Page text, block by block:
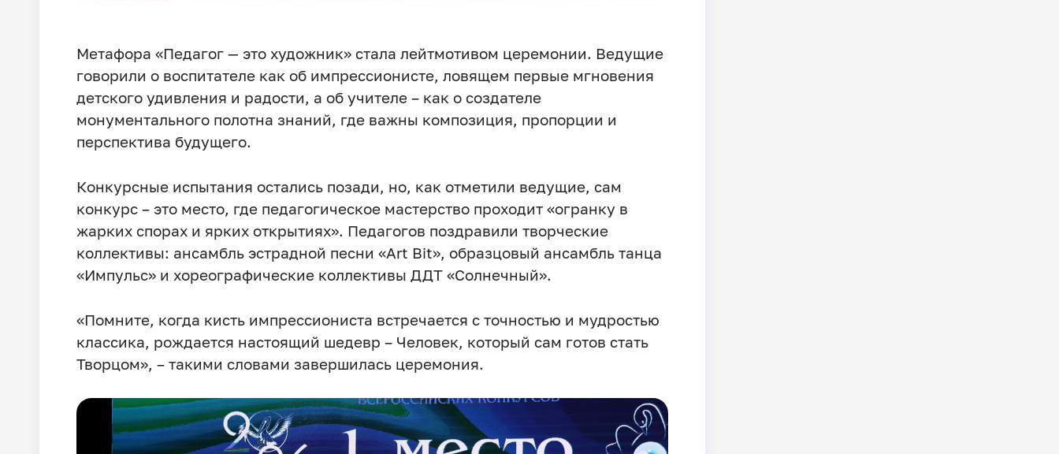
Метафора «Педагог — это художник» стала лейтмотивом церемонии. Ведущие
говорили о воспитателе как об импрессионисте, ловящем первые мгновения
детского удивления и радости, а об учителе – как о создателе
монументального полотна знаний, где важны композиция, пропорции и
перспектива будущего.
Конкурсные испытания остались позади, но, как отметили ведущие, сам
конкурс – это место, где педагогическое мастерство проходит «огранку в
жарких спорах и ярких открытиях». Педагогов поздравили творческие
коллективы: ансамбль эстрадной песни «Art Bit», образцовый ансамбль танца
«Импульс» и хореографические коллективы ДДТ «Солнечный».
«Помните, когда кисть импрессиониста встречается с точностью и мудростью
классика, рождается настоящий шедевр – Человек, который сам готов стать
Творцом», – такими словами завершилась церемония.